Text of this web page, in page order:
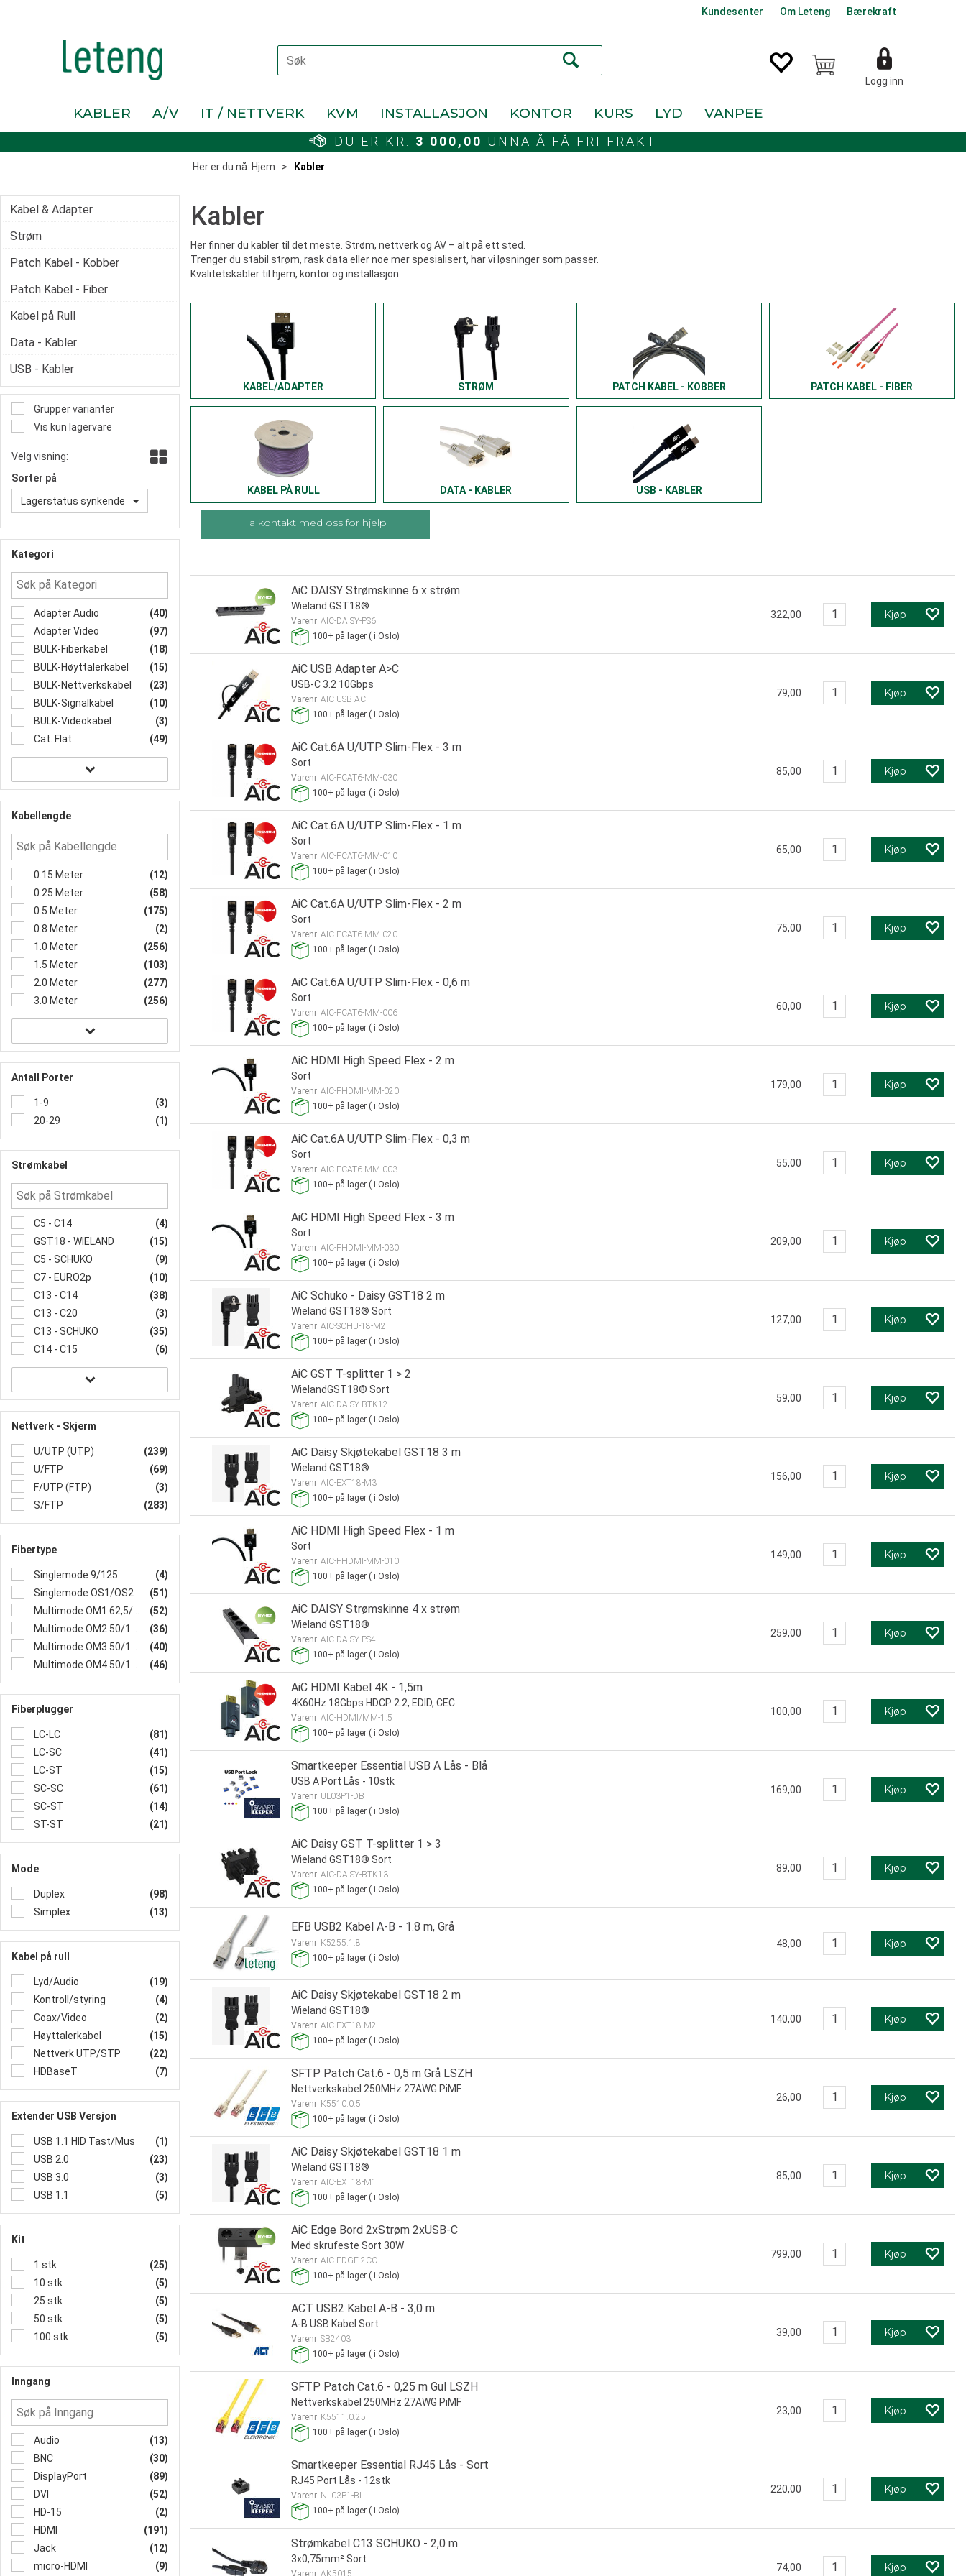
Kundesenter Om Leteng Bærekraft
Logg inn
KABLER A/V IT / NETTVERK KVM INSTALLASJON KONTOR KURS LYD VANPEE
DU ER KR. 3 000,00 UNNA Å FÅ FRI FRAKT
Her er du nå: Hjem > Kabler
Grupper varianter
Vis kun lagervare
Velg visning:
Sorter på
Lagerstatus synkende
Kategori
Adapter Audio
(40)
Adapter Video
(97)
BULK-Fiberkabel
(18)
BULK-Høyttalerkabel
(15)
BULK-Nettverkskabel
(23)
BULK-Signalkabel
(10)
BULK-Videokabel
(3)
Cat. Flat
(49)
Kabellengde
0.15 Meter
(12)
0.25 Meter
(58)
0.5 Meter
(175)
0.8 Meter
(2)
1.0 Meter
(256)
1.5 Meter
(103)
2.0 Meter
(277)
3.0 Meter
(256)
Antall Porter
1-9
(3)
20-29
(1)
Strømkabel
C5 - C14
(4)
GST18 - WIELAND
(15)
C5 - SCHUKO
(9)
C7 - EURO2p
(10)
C13 - C14
(38)
C13 - C20
(3)
C13 - SCHUKO
(35)
C14 - C15
(6)
Nettverk - Skjerm
U/UTP (UTP)
(239)
U/FTP
(69)
F/UTP (FTP)
(3)
S/FTP
(283)
Fibertype
Singlemode 9/125
(4)
Singlemode OS1/OS2
(51)
Multimode OM1 62,5/125
(52)
Multimode OM2 50/125
(36)
Multimode OM3 50/125
(40)
Multimode OM4 50/125
(46)
Fiberplugger
LC-LC
(81)
LC-SC
(41)
LC-ST
(15)
SC-SC
(61)
SC-ST
(14)
ST-ST
(21)
Mode
Duplex
(98)
Simplex
(13)
Kabel på rull
Lyd/Audio
(19)
Kontroll/styring
(4)
Coax/Video
(2)
Høyttalerkabel
(15)
Nettverk UTP/STP
(22)
HDBaseT
(7)
Extender USB Versjon
USB 1.1 HID Tast/Mus
(1)
USB 2.0
(23)
USB 3.0
(3)
USB 1.1
(5)
Kit
1 stk
(25)
10 stk
(5)
25 stk
(5)
50 stk
(5)
100 stk
(5)
Inngang
Audio
(13)
BNC
(30)
DisplayPort
(89)
DVI
(52)
HD-15
(2)
HDMI
(191)
Jack
(12)
micro-HDMI
(9)
Kabel & Adapter
Strøm
Patch Kabel - Kobber
Patch Kabel - Fiber
Kabel på Rull
Data - Kabler
USB - Kabler
Kabler
Her finner du kabler til det meste. Strøm, nettverk og AV – alt på ett sted.
Trenger du stabil strøm, rask data eller noe mer spesialisert, har vi løsninger som passer.
Kvalitetskabler til hjem, kontor og installasjon.
KABEL/ADAPTER STRØM PATCH KABEL - KOBBER PATCH KABEL - FIBER
KABEL PÅ RULL DATA - KABLER USB - KABLER
Ta kontakt med oss for hjelp
AiC DAISY Strømskinne 6 x strøm
Wieland GST18®
Varenr AIC-DAISY-PS6
100+ på lager ( i Oslo)
322,00 Kjøp
AiC USB Adapter A>C
USB-C 3.2 10Gbps
Varenr AIC-USB-AC
100+ på lager ( i Oslo)
79,00 Kjøp
AiC Cat.6A U/UTP Slim-Flex - 3 m
Sort
Varenr AIC-FCAT6-MM-030
100+ på lager ( i Oslo)
85,00 Kjøp
AiC Cat.6A U/UTP Slim-Flex - 1 m
Sort
Varenr AIC-FCAT6-MM-010
100+ på lager ( i Oslo)
65,00 Kjøp
AiC Cat.6A U/UTP Slim-Flex - 2 m
Sort
Varenr AIC-FCAT6-MM-020
100+ på lager ( i Oslo)
75,00 Kjøp
AiC Cat.6A U/UTP Slim-Flex - 0,6 m
Sort
Varenr AIC-FCAT6-MM-006
100+ på lager ( i Oslo)
60,00 Kjøp
AiC HDMI High Speed Flex - 2 m
Sort
Varenr AIC-FHDMI-MM-020
100+ på lager ( i Oslo)
179,00 Kjøp
AiC Cat.6A U/UTP Slim-Flex - 0,3 m
Sort
Varenr AIC-FCAT6-MM-003
100+ på lager ( i Oslo)
55,00 Kjøp
AiC HDMI High Speed Flex - 3 m
Sort
Varenr AIC-FHDMI-MM-030
100+ på lager ( i Oslo)
209,00 Kjøp
AiC Schuko - Daisy GST18 2 m
Wieland GST18® Sort
Varenr AIC-SCHU-18-M2
100+ på lager ( i Oslo)
127,00 Kjøp
AiC GST T-splitter 1 > 2
WielandGST18® Sort
Varenr AIC-DAISY-BTK12
100+ på lager ( i Oslo)
59,00 Kjøp
AiC Daisy Skjøtekabel GST18 3 m
Wieland GST18®
Varenr AIC-EXT18-M3
100+ på lager ( i Oslo)
156,00 Kjøp
AiC HDMI High Speed Flex - 1 m
Sort
Varenr AIC-FHDMI-MM-010
100+ på lager ( i Oslo)
149,00 Kjøp
AiC DAISY Strømskinne 4 x strøm
Wieland GST18®
Varenr AIC-DAISY-PS4
100+ på lager ( i Oslo)
259,00 Kjøp
AiC HDMI Kabel 4K - 1,5m
4K60Hz 18Gbps HDCP 2.2, EDID, CEC
Varenr AIC-HDMI/MM-1.5
100+ på lager ( i Oslo)
100,00 Kjøp
Smartkeeper Essential USB A Lås - Blå
USB A Port Lås - 10stk
Varenr UL03P1-DB
100+ på lager ( i Oslo)
169,00 Kjøp
AiC Daisy GST T-splitter 1 > 3
Wieland GST18® Sort
Varenr AIC-DAISY-BTK13
100+ på lager ( i Oslo)
89,00 Kjøp
EFB USB2 Kabel A-B - 1.8 m, Grå
Varenr K5255.1.8
100+ på lager ( i Oslo)
48,00 Kjøp
AiC Daisy Skjøtekabel GST18 2 m
Wieland GST18®
Varenr AIC-EXT18-M2
100+ på lager ( i Oslo)
140,00 Kjøp
SFTP Patch Cat.6 - 0,5 m Grå LSZH
Nettverkskabel 250MHz 27AWG PiMF
Varenr K5510.0.5
100+ på lager ( i Oslo)
26,00 Kjøp
AiC Daisy Skjøtekabel GST18 1 m
Wieland GST18®
Varenr AIC-EXT18-M1
100+ på lager ( i Oslo)
85,00 Kjøp
AiC Edge Bord 2xStrøm 2xUSB-C
Med skrufeste Sort 30W
Varenr AIC-EDGE-2CC
100+ på lager ( i Oslo)
799,00 Kjøp
ACT USB2 Kabel A-B - 3,0 m
A-B USB Kabel Sort
Varenr SB2403
100+ på lager ( i Oslo)
39,00 Kjøp
SFTP Patch Cat.6 - 0,25 m Gul LSZH
Nettverkskabel 250MHz 27AWG PiMF
Varenr K5511.0.25
100+ på lager ( i Oslo)
23,00 Kjøp
Smartkeeper Essential RJ45 Lås - Sort
RJ45 Port Lås - 12stk
Varenr NL03P1-BL
100+ på lager ( i Oslo)
220,00 Kjøp
Strømkabel C13 SCHUKO - 2,0 m
3x0,75mm² Sort
Varenr AK5015
74,00 Kjøp